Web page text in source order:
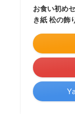
お食い初め
き紙 松の飾